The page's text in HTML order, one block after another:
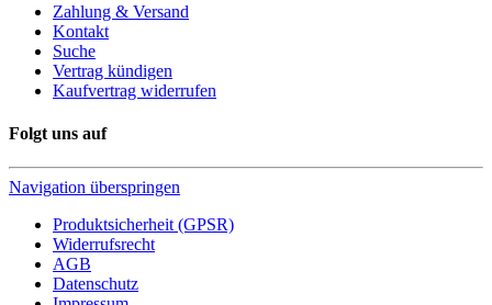
Zahlung & Versand
Kontakt
Suche
Vertrag kündigen
Kaufvertrag widerrufen
Folgt uns auf
Navigation überspringen
Produktsicherheit (GPSR)
Widerrufsrecht
AGB
Datenschutz